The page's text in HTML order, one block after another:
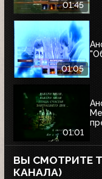
01:45
01:05
01:01
ВЫ СМОТРИТЕ
КАНАЛА)